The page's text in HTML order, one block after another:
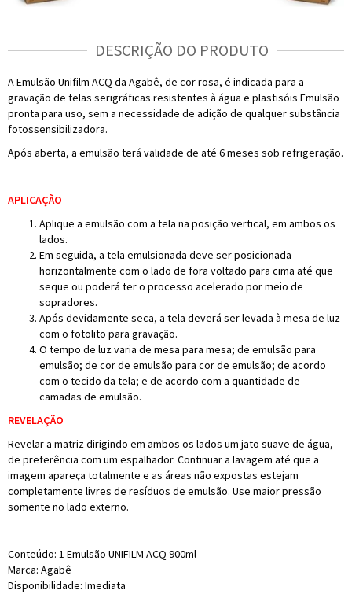
DESCRIÇÃO DO PRODUTO
A Emulsão Unifilm ACQ da Agabê, de cor rosa, é indicada para a
gravação de telas serigráficas resistentes à água e plastisóis Emulsão
pronta para uso, sem a necessidade de adição de qualquer substância
fotossensibilizadora.
Após aberta, a emulsão terá validade de até 6 meses sob refrigeração.
APLICAÇÃO
Aplique a emulsão com a tela na posição vertical, em ambos os
lados.
Em seguida, a tela emulsionada deve ser posicionada
horizontalmente com o lado de fora voltado para cima até que
seque ou poderá ter o processo acelerado por meio de
sopradores.
Após devidamente seca, a tela deverá ser levada à mesa de luz
com o fotolito para gravação.
O tempo de luz varia de mesa para mesa; de emulsão para
emulsão; de cor de emulsão para cor de emulsão; de acordo
com o tecido da tela; e de acordo com a quantidade de
camadas de emulsão.
REVELAÇÃO
Revelar a matriz dirigindo em ambos os lados um jato suave de água,
de preferência com um espalhador. Continuar a lavagem até que a
imagem apareça totalmente e as áreas não expostas estejam
completamente livres de resíduos de emulsão. Use maior pressão
somente no lado externo.
Conteúdo: 1 Emulsão UNIFILM ACQ 900ml
Marca: Agabê
Disponibilidade: Imediata